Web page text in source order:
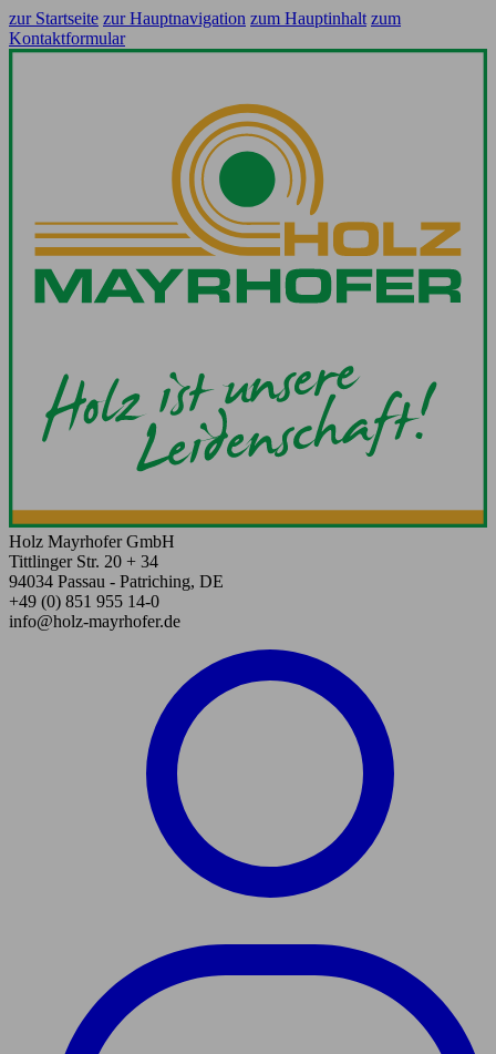
zur Startseite zur Hauptnavigation zum Hauptinhalt zum
Kontaktformular
Holz Mayrhofer GmbH
Tittlinger Str. 20 + 34
94034 Passau - Patriching, DE
+49 (0) 851 955 14-0
info@holz-mayrhofer.de